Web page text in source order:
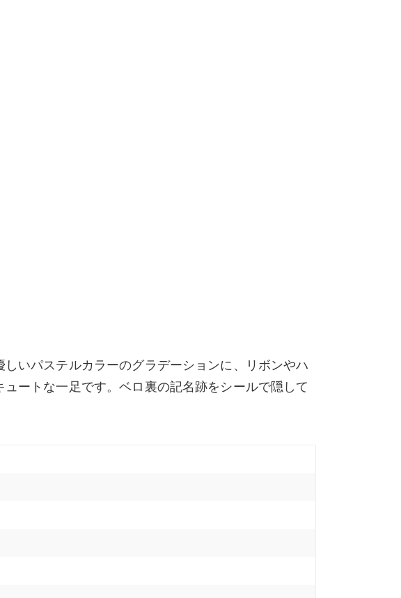
いパステルカラーのグラデーションに、リボンやハ
ートな一足です。ベロ裏の記名跡をシールで隠して